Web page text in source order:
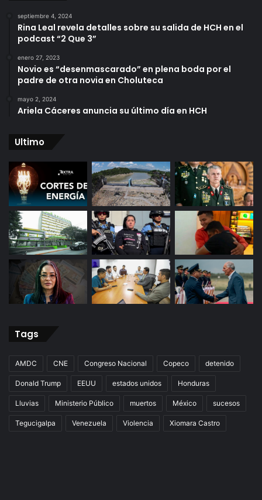
septiembre 4, 2024
Rina Leal revela detalles sobre su salida de HCH en el
podcast “2 Que 3”
enero 27, 2023
Novio es “desenmascarado” en plena boda por el
padre de otra novia en Choluteca
mayo 2, 2024
Ariela Cáceres anuncia su último día en HCH
Ultimo
Tags
AMDC CNE Congreso Nacional Copeco detenido
Donald Trump EEUU estados unidos Honduras
Lluvias Ministerio Público muertos México sucesos
Tegucigalpa Venezuela Violencia Xiomara Castro